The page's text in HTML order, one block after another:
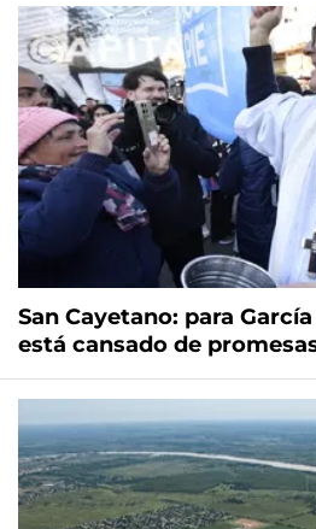
San Cayetano: para
está cansado de